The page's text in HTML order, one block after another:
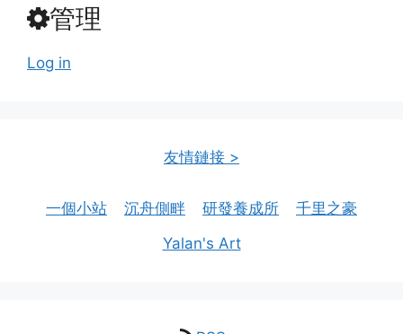
管理
Log in
友情鏈接 >
一個小站 沉舟側畔 研發養成所
千里之豪
Yalan's Art